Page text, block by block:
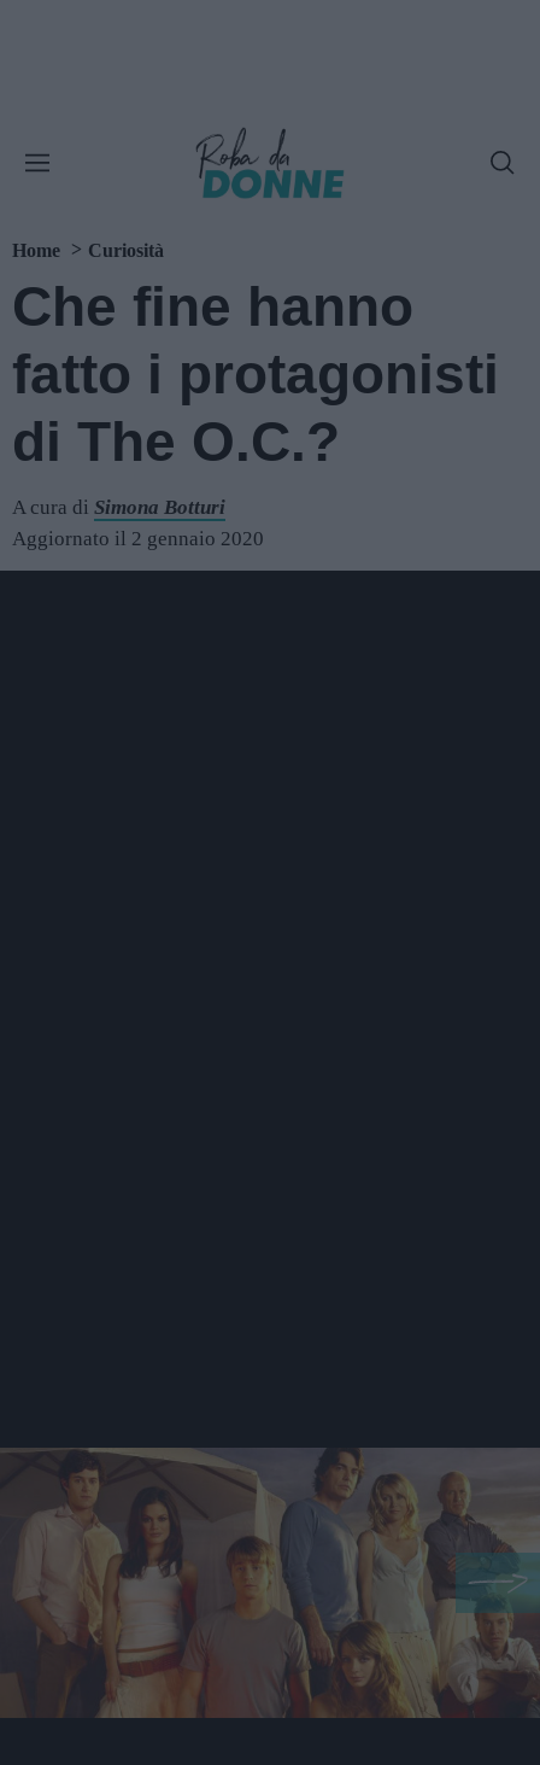
Home Curiosità
Che fine hanno
fatto i protagonisti
di The O.C.?
A cura di Simona Botturi
Aggiornato il 2 gennaio 2020